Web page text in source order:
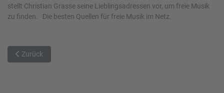
stellt Christian Grasse seine Lieblingsadressen vor, um freie Musik
zu finden. Die besten Quellen für freie Musik im Netz.
Vorheriger Beitrag: Wer sind die Medienscouts an unserer Schule?
Zurück